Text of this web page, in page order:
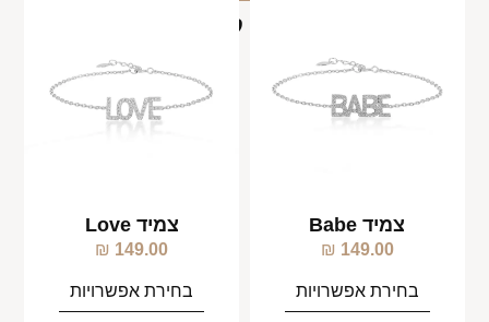
מוצרים קשורים
צמיד Babe
149.00
₪
בחירת אפשרויות
צמיד Love
149.00
₪
בחירת אפשרויות